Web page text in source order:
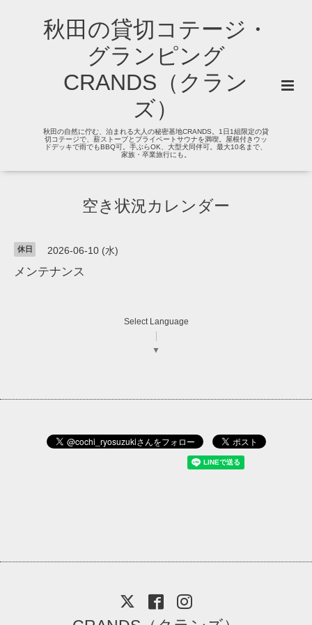
秋田の貸切コテージ・
グランピング
CRANDS（クラン
ズ）
秋田の自然に佇む、泊まれる大人の秘密基地CRANDS。1日1組限定の貸
切コテージで、薪ストーブとプライベートサウナを満喫。屋根付きウッ
ドデッキで雨でもBBQ可。手ぶらOK、大型犬同伴可。最大10名まで、
家族・卒業旅行にも。
空き状況カレンダー
休日 2026-06-10 (水)
メンテナンス
Select Language
▼